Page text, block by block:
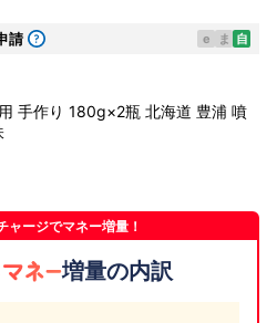
請 e ま 自
手作り 180g×2瓶 北海道 豊浦 噴
ャージでマネー増量！
増量の内訳